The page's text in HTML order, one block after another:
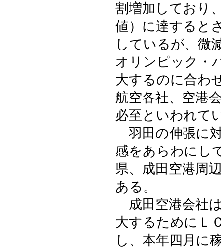
割増加しており
値）に達すると
しているが、微
オリンピック・
大するのに合わ
航空各社、空港
必至といわれて
羽田の伸張に
感をあらわにし
県、成田空港周
ある。
成田空港会社
大するためにＬ
し、本年四月に